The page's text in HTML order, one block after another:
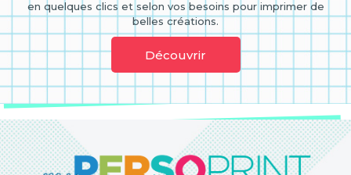
en quelques clics et selon vos besoins pour imprimer de
belles créations.
Découvrir